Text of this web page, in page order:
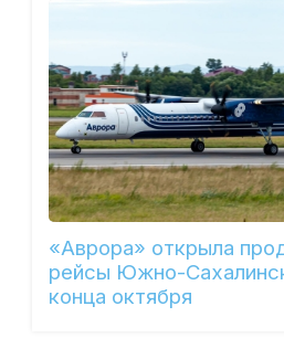
«Аврора» открыла
рейсы Южно-
конца октября